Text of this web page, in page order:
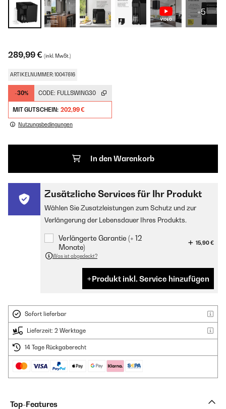
+5
289,99 € (inkl. MwSt.)
ARTIKELNUMMER: 10047616
-30% CODE: FULLSWING30
MIT GUTSCHEIN: 202,99 €
Nutzungsbedingungen
In den Warenkorb
Zusätzliche Services für Ihr Produkt
Wählen Sie Zusatzleistungen zum Schutz und zur
Verlängerung der Lebensdauer Ihres Produkts.
Verlängerte Garantie (+ 12
Monate)
15,90 €
Was ist abgedeckt?
Produkt inkl. Service hinzufügen
Sofort lieferbar
Lieferzeit: 2 Werktage
14 Tage Rückgaberecht
Top-Features